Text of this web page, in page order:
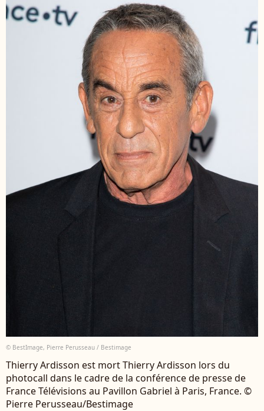
© BestImage, Pierre Perusseau / Bestimage
Thierry Ardisson est mort Thierry Ardisson lors du
photocall dans le cadre de la conférence de presse de
France Télévisions au Pavillon Gabriel à Paris, France. ©
Pierre Perusseau/Bestimage